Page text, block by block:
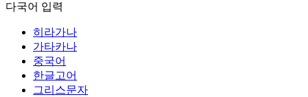
다국어 입력
히라가나
가타카나
중국어
한글고어
그리스문자